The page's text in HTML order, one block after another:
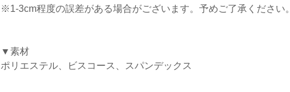
※1-3cm程度の誤差がある場合がございます。予めご了承ください
▼素材
ポリエステル、ビスコース、スパンデックス